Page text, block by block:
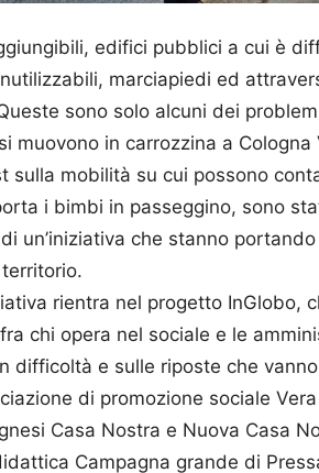
edifici pubblici a cui è
marciapiedi ed
sono solo alcuni dei
muovono in carrozzina a
sulla mobilità su cui possono
i bimbi in passeggino, sono
di un’iniziativa che stanno
rientra nel progetto InGlobo,
chi opera nel sociale e le
difficoltà e sulle riposte che
di promozione sociale
Casa Nostra e Nuova Casa
Campagna grande di